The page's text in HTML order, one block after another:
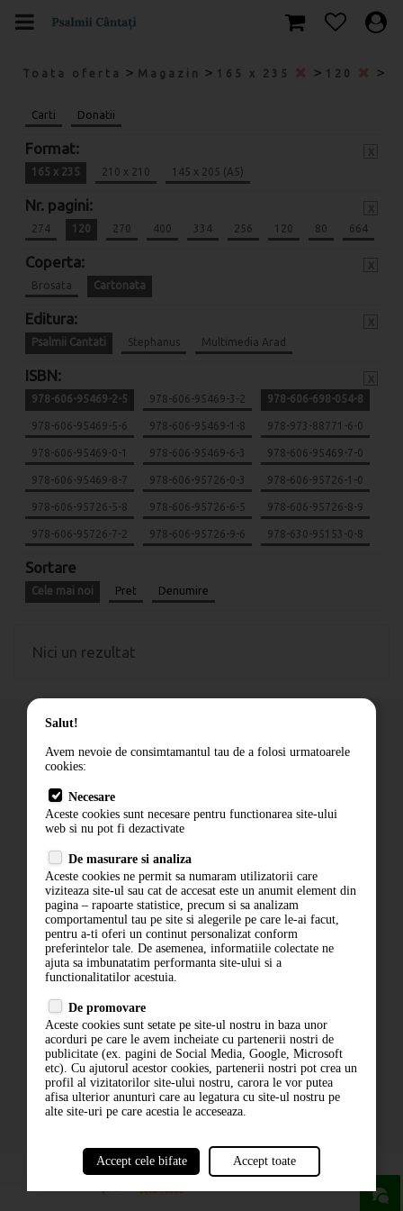
Toata oferta > Magazin > 165 x 235 > 120 >
Carti Donatii
Format:
165 x 235 210 x 210 145 x 205 (A5)
Nr. pagini:
274 120 270 400 334 256 120 80 664
Coperta:
Brosata Cartonata
Editura:
Psalmii Cantati Stephanus Multimedia Arad
ISBN:
978-606-95469-2-5 978-606-95469-3-2 978-606-698-054-8
978-606-95469-5-6 978-606-95469-1-8 978-973-88771-6-0
978-606-95469-0-1 978-606-95469-6-3 978-606-95469-7-0
978-606-95469-8-7 978-606-95726-0-3 978-606-95726-1-0
978-606-95726-5-8 978-606-95726-6-5 978-606-95726-8-9
978-606-95726-7-2 978-606-95726-9-6 978-630-95153-0-8
Sortare
Cele mai noi Pret Denumire
Nici un rezultat
Cum comand
Livrare
Contact
Politica de confidentialitate
ANPC
ABONARE LA NEWSLETTER
ABONARE
Salut!
Avem nevoie de consimtamantul tau de a folosi urmatoarele
cookies:
Necesare
Aceste cookies sunt necesare pentru functionarea site-ului
web si nu pot fi dezactivate
De masurare si analiza
Aceste cookies ne permit sa numaram utilizatorii care
viziteaza site-ul sau cat de accesat este un anumit element din
pagina – rapoarte statistice, precum si sa analizam
comportamentul tau pe site si alegerile pe care le-ai facut,
pentru a-ti oferi un continut personalizat conform
preferintelor tale. De asemenea, informatiile colectate ne
ajuta sa imbunatatim performanta site-ului si a
functionalitatilor acestuia.
De promovare
Aceste cookies sunt setate pe site-ul nostru in baza unor
acorduri pe care le avem incheiate cu partenerii nostri de
publicitate (ex. pagini de Social Media, Google, Microsoft
etc). Cu ajutorul acestor cookies, partenerii nostri pot crea un
profil al vizitatorilor site-ului nostru, carora le vor putea
afisa ulterior anunturi care au legatura cu site-ul nostru pe
alte site-uri pe care acestia le acceseaza.
Accept cele bifate Accept toate